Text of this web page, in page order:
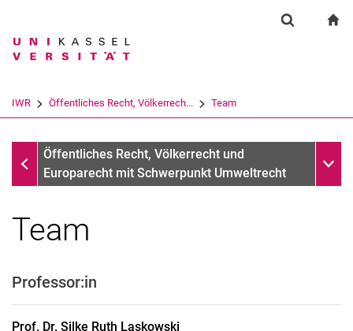
Springe direkt zu: Inhalt
Springe direkt zu: Suche
Springe direkt zu:
Suchbegriff
Suchen (öffnet externen Link in einem
IWR Öffentliches Recht, Völkerrech... Team
Öffentliches Recht, Völkerrecht und Europarecht mit
Öffentliches Recht, Völkerrecht und
Europarecht mit Schwerpunkt Umweltrecht
Prof. Dr. Silke Ruth Laskowski
Ines Hiller-Plewa
Team
Professor:in
Prof. Dr. Silke Ruth Laskowski